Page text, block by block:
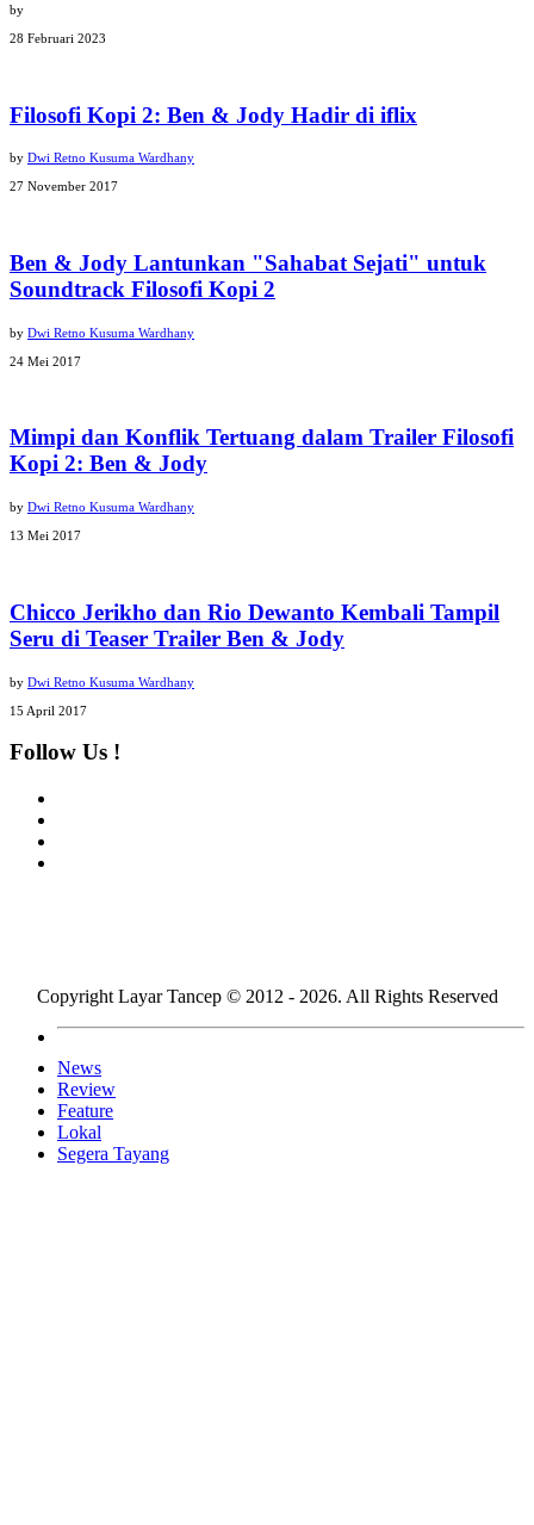
by
28 Februari 2023
Filosofi Kopi 2: Ben & Jody Hadir di iflix
by Dwi Retno Kusuma Wardhany
27 November 2017
Ben & Jody Lantunkan "Sahabat Sejati" untuk
Soundtrack Filosofi Kopi 2
by Dwi Retno Kusuma Wardhany
24 Mei 2017
Mimpi dan Konflik Tertuang dalam Trailer Filosofi
Kopi 2: Ben & Jody
by Dwi Retno Kusuma Wardhany
13 Mei 2017
Chicco Jerikho dan Rio Dewanto Kembali Tampil
Seru di Teaser Trailer Ben & Jody
by Dwi Retno Kusuma Wardhany
15 April 2017
Follow Us !
Copyright Layar Tancep © 2012 - 2026. All Rights Reserved
News
Review
Feature
Lokal
Segera Tayang